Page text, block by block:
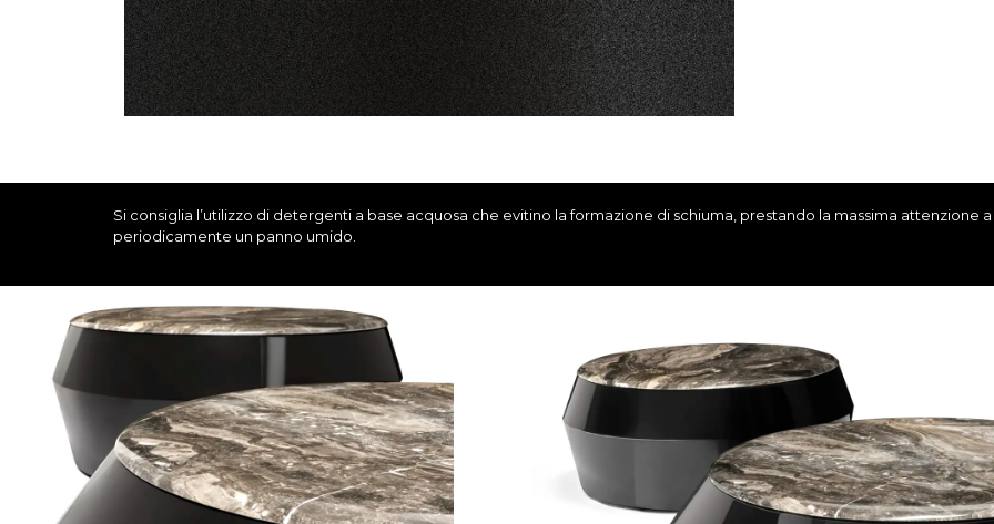
Si consiglia l’utilizzo di detergenti a base acquosa che evitino la formazione di schiuma, prestando la massima attenzione
periodicamente un panno umido.